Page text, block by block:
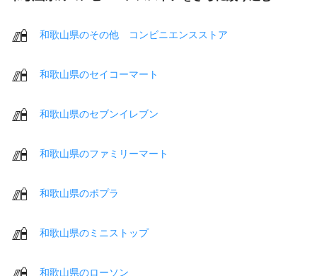
和歌山県のその他 コンビニエンスストア
和歌山県のセイコーマート
和歌山県のセブンイレブン
和歌山県のファミリーマート
和歌山県のポプラ
和歌山県のミニストップ
和歌山県のローソン